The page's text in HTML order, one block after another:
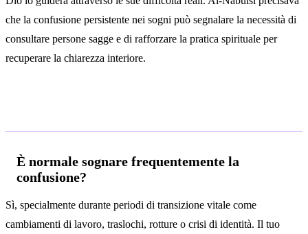
che la confusione persistente nei sogni può segnalare la necessità di
consultare persone sagge e di rafforzare la pratica spirituale per
recuperare la chiarezza interiore.
È normale sognare frequentemente la
confusione?
Sì, specialmente durante periodi di transizione vitale come
cambiamenti di lavoro, traslochi, rotture o crisi di identità. Il tuo